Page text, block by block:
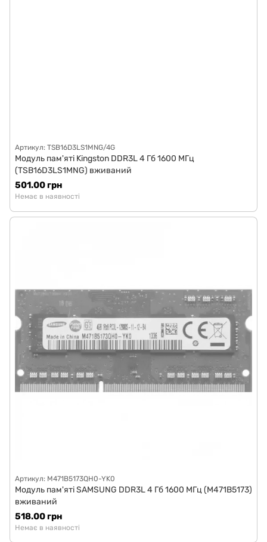
Артикул: TSB16D3LS1MNG/4G
Модуль пам'яті Kingston DDR3L 4 Гб 1600 МГц
(TSB16D3LS1MNG) вживаний
501.00 грн
Немає в наявності
Артикул: M471B5173QH0-YK0
Модуль пам'яті SAMSUNG DDR3L 4 Гб 1600 МГц (M471B5173)
вживаний
518.00 грн
Немає в наявності